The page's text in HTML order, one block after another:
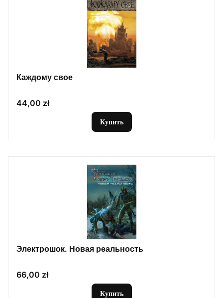
Каждому свое
Цена
44,00 zł
Купить
Электрошок. Новая реальность
Цена
66,00 zł
Купить